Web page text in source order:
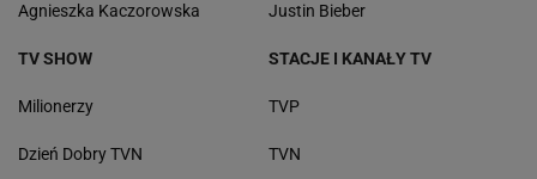
Agnieszka Kaczorowska Justin Bieber
TV SHOW
Milionerzy
Dzień Dobry TVN
STACJE I KANAŁY TV
TVP
TVN